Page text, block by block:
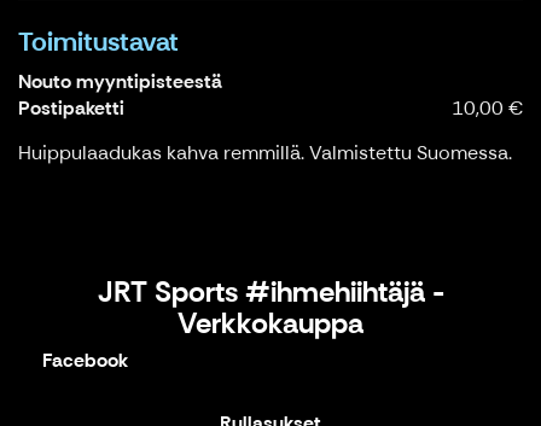
Toimitustavat
Nouto myyntipisteestä
Postipaketti
10,00 €
Huippulaadukas kahva remmillä. Valmistettu Suomessa.
JRT Sports #ihmehiihtäjä -
Verkkokauppa
Facebook